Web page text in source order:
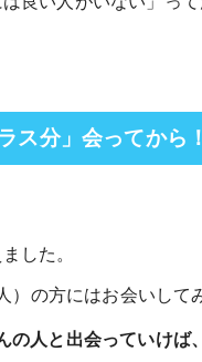
ス分」会ってから！
した。
）の方にはお会いして
の人と出会っていけば